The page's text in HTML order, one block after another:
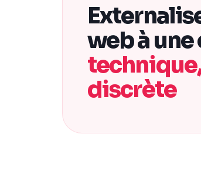
web à
discrète